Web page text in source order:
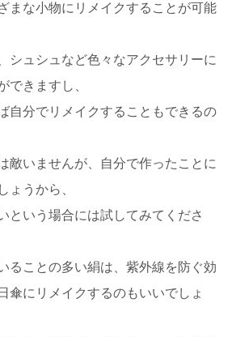
まな小物にリメイクすることが可能
シュシュなど色々なアクセサリーに
できますし、
自分でリメイクすることもできるの
敵いませんが、自分で作ったことに
ょうから、
という場合には試してみてくださ
ることの多い絹は、紫外線を防ぐ効
傘にリメイクするのもいいでしょ